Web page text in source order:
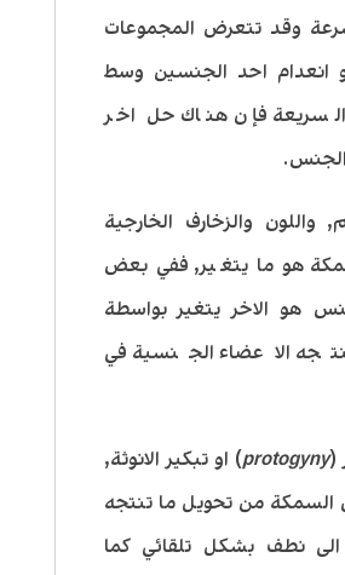
وقد تتعرض المجموعات
انعدام احد الجنسين وسط
السريعة فإن هناك حل اخر
والزخارف الخارجية
هو ما يتغير, ففي بعض
هو الاخر يتغير بواسطة
الاعضاء الجنسية في
(
protogyny) او تبكير الانوثة,
من تحويل ما تنتجه
نطف بشكل تلقائي كما